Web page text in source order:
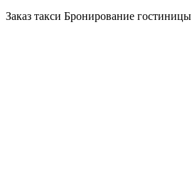
Заказ такси Бронирование гостиницы